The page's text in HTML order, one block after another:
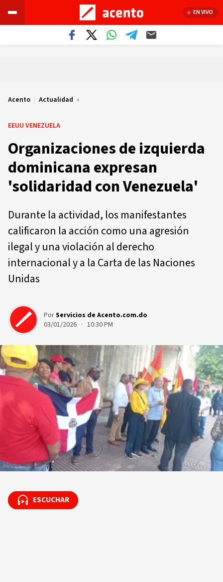
EN VIVO
Acento | Actualidad
EEUU VENEZUELA
Organizaciones de izquierda
dominicana expresan
'solidaridad con Venezuela'
Durante la actividad, los manifestantes
calificaron la acción como una agresión
ilegal y una violación al derecho
internacional y a la Carta de las Naciones
Unidas
PorServicios de Acento.com.do
03/01/2026 · 10:30 PM
ESCUCHAR
ESCUCHAR